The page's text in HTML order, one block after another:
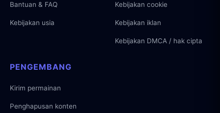
Bantuan & FAQ
Kebijakan usia
Kebijakan cookie
Kebijakan iklan
Kebijakan DMCA / hak cipta
PENGEMBANG
Kirim permainan
Penghapusan konten